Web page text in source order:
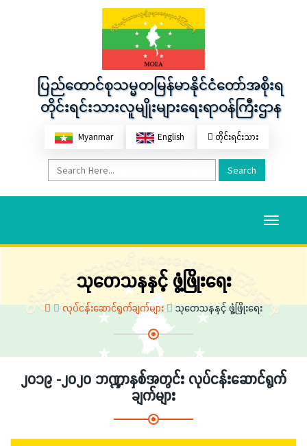
ပြည်ထောင်စုသမ္မတမြန်မာနိုင်ငံတော်အစိုးရ
တိုင်းရင်းသားလူမျိုးများရေးရာဝန်ကြီးဌာန
Myanmar English တိုင်းရင်းသား
Search
Toggle
သုတေသနနှင့် ဖွံ့ဖြိုးရေး
လုပ်ငန်းဆောင်ရွက်ချက်များ သုတေသနနှင့် ဖွံ့ဖြိုးရေး
၂၀၁၉ -၂၀၂၀ ဘဏ္ဍာနှစ်အတွင်း လုပ်ငန်းဆောင်ရွက်
ချက်များ